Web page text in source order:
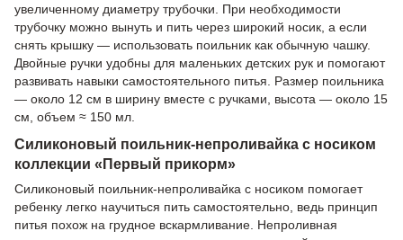
увеличенному диаметру трубочки. При необходимости
трубочку можно вынуть и пить через широкий носик, а если
снять крышку — использовать поильник как обычную чашку.
Двойные ручки удобны для маленьких детских рук и помогают
развивать навыки самостоятельного питья. Размер поильника
— около 12 см в ширину вместе с ручками, высота — около 15
см, объем ≈ 150 мл.
Силиконовый поильник-непроливайка с носиком
коллекции «Первый прикорм»
Силиконовый поильник-непроливайка с носиком помогает
ребенку легко научиться пить самостоятельно, ведь принцип
питья похож на грудное вскармливание. Непроливная